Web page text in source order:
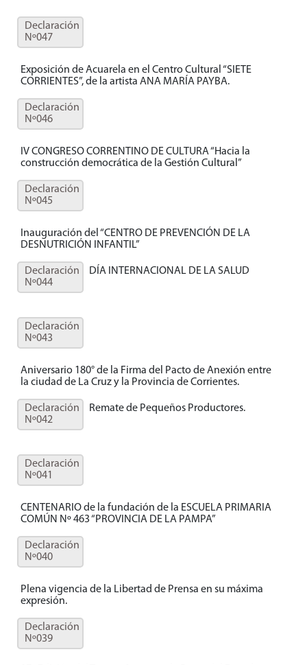
Declaración
Nº047
Exposición de Acuarela en el Centro Cultural “SIETE
CORRIENTES”, de la artista ANA MARÍA PAYBA.
Declaración
Nº046
IV CONGRESO CORRENTINO DE CULTURA “Hacia la
construcción democrática de la Gestión Cultural”
Declaración
Nº045
Inauguración del “CENTRO DE PREVENCIÓN DE LA
DESNUTRICIÓN INFANTIL”
Declaración
Nº044
DÍA INTERNACIONAL DE LA SALUD
Declaración
Nº043
Aniversario 180° de la Firma del Pacto de Anexión entre
la ciudad de La Cruz y la Provincia de Corrientes.
Declaración
Nº042
Remate de Pequeños Productores.
Declaración
Nº041
CENTENARIO de la fundación de la ESCUELA PRIMARIA
COMÚN Nº 463 “PROVINCIA DE LA PAMPA”
Declaración
Nº040
Plena vigencia de la Libertad de Prensa en su máxima
expresión.
Declaración
Nº039